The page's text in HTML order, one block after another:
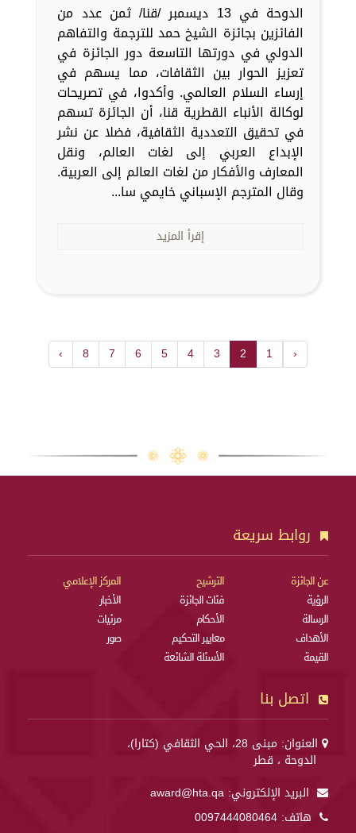
الدوحة في 13 ديسمبر /قنا/ ثمن عدد من
الفائزين بجائزة الشيخ حمد للترجمة والتفاهم
الدولي في دورتها التاسعة دور الجائزة في
تعزيز الحوار بين الثقافات، مما يسهم في
إرساء السلام العالمي. وأكدوا، في تصريحات
لوكالة الأنباء القطرية قنا، أن الجائزة تسهم
في تحقيق التعددية الثقافية، فضلا عن نشر
الإبداع العربي إلى لغات العالم، ونقل
المعارف والأفكار من لغات العالم إلى العربية.
وقال المترجم الإسباني خايمي سا...
إقرأ المزيد
‹
1
2
3
4
5
6
7
8
›
روابط سريعة
عن الجائزة
الرؤية
الرسالة
الأهداف
القيمة
الترشيح
فئات الجائزة
الأحكام
معايير التحكيم
الأسئلة الشائعة
المركز الإعلامي
الأخبار
مرئيات
صور
اتصل بنا
العنوان: مبنى 28، الحي الثقافي (كتارا)،
الدوحة ، قطر
البريد الإلكتروني: award@hta.qa
هاتف: 0097444080464